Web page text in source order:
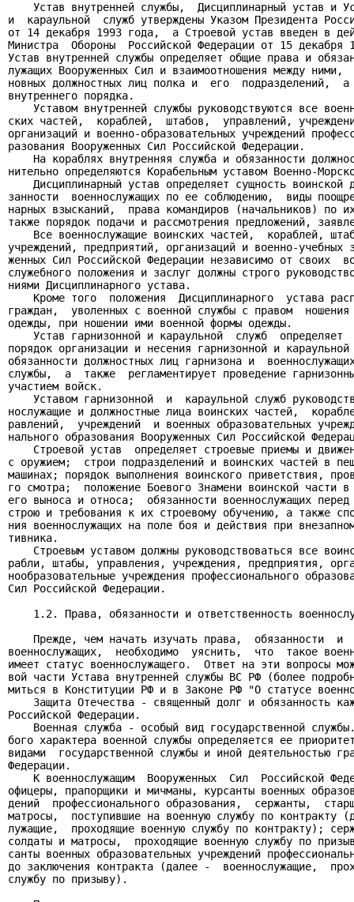
Устав внутренней службы,  Дисциплинарный устав и
и  караульной  служб утверждены Указом Президента
от 14 декабря 1993 года,  а Строевой устав введен в
Министра  Обороны  Российской Федерации от 15 декабря
Устав внутренней службы определяет общие права и
лужащих Вооруженных Сил и взаимоотношения между ними,
новных должностных лиц полка и  его  подразделений,
внутреннего порядка.
Уставом внутренней службы руководствуются все
ских частей,  кораблей,  штабов,  управлений,
организаций и военно-образовательных учреждений
разования Вооруженных Сил Российской Федерации.
На кораблях внутренняя служба и обязанности
нительно определяются Корабельным уставом Военно-
Дисциплинарный устав определяет сущность воинской
занности  военнослужащих по ее соблюдению,  виды
нарных взысканий,  права командиров (начальников) по
также порядок подачи и рассмотрения предложений,
Все военнослужащие воинских частей,  кораблей,
учреждений, предприятий, организаций и военно-учебных
женных Сил Российской Федерации независимо от своих
служебного положения и заслуг должны строго
ниями Дисциплинарного устава.
Кроме того  положения  Дисциплинарного  устава
граждан,  уволенных с военной службы с правом
одежды, при ношении ими военной формы одежды.
Устав гарнизонной и караульной  служб  определяет
порядок организации и несения гарнизонной и
обязанности должностных лиц гарнизона и
службы,  а  также  регламентирует проведение
участием войск.
Уставом гарнизонной  и  караульной служб
нослужащие и должностные лица воинских частей,
равлений,  учреждений  и военных образовательных
нального образования Вооруженных Сил Российской
Строевой устав  определяет строевые приемы и
с оружием;  строи подразделений и воинских частей в
машинах; порядок выполнения воинского приветствия,
го смотра;  положение Боевого Знамени воинской части
его выноса и относа;  обязанности военнослужащих
строю и требования к их строевому обучению, а также
ния военнослужащих на поле боя и действия при
тивника.
Строевым уставом должны руководствоваться все
рабли, штабы, управления, учреждения, предприятия,
нообразовательные учреждения профессионального
Сил Российской Федерации.
1.2. Права, обязанности и ответственность
Прежде, чем начать изучать права,  обязанности  и
военнослужащих,  необходимо  уяснить,  что  такое
имеет статус военнослужащего.  Ответ на эти вопросы
вой части Устава внутренней службы ВС РФ (более
миться в Конституции РФ и в Законе РФ "О статусе
Защита Отечества - священный долг и обязанность
Российской Федерации.
Военная служба - особый вид государственной
бого характера военной службы определяется ее
видами  государственной службы и иной деятельностью
Федерации.
К военнослужащим  Вооруженных  Сил  Российской
офицеры, прапорщики и мичманы, курсанты военных
дений  профессионального образования,  сержанты,
матросы,  поступившие на военную службу по контракту
лужащие,  проходящие военную службу по контракту);
солдаты и матросы,  проходящие военную службу по
санты военных образовательных учреждений
до заключения контракта (далее -  военнослужащие,
службу по призыву).